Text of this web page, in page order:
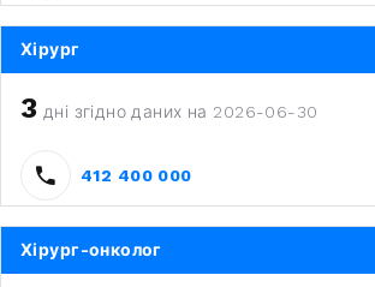
Хірург
3 дні згідно даних на 2026-06-30
412 400 000
Хірург-онколог